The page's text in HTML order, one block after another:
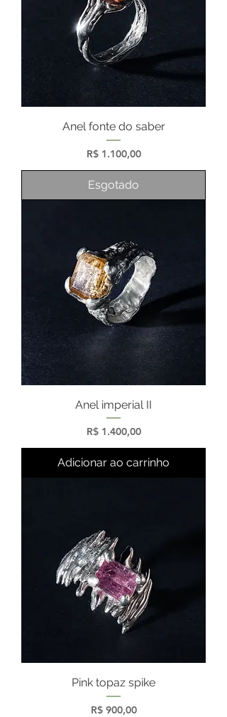
Anel fonte do saber
Preço
R$ 1.100,00
Esgotado
Anel imperial II
Preço
R$ 1.400,00
Adicionar ao carrinho
Pink topaz spike
Preço
R$ 900,00